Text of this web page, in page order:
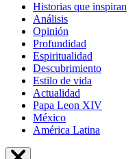
Historias que inspiran
Análisis
Opinión
Profundidad
Espiritualidad
Descubrimiento
Estilo de vida
Actualidad
Papa Leon XIV
México
América Latina